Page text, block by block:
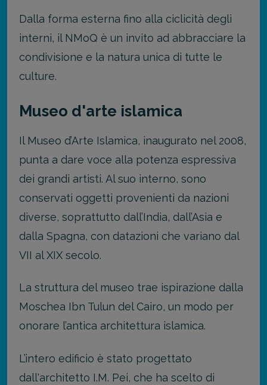
Dalla forma esterna fino alla ciclicità degli
interni, il NMoQ è un invito ad abbracciare la
condivisione e la natura unica di tutte le
culture.
Museo d'arte islamica
Il Museo d’Arte Islamica, inaugurato nel 2008,
punta a dare voce alla potenza espressiva
dei grandi artisti. Al suo interno, sono
conservati oggetti provenienti da nazioni
diverse, soprattutto dall’India, dall’Asia e
dalla Spagna, con datazioni che variano dal
VII al XIX secolo.
La struttura del museo trae ispirazione dalla
Moschea Ibn Tulun del Cairo, un modo per
onorare l’antica architettura islamica.
L’intero edificio è stato progettato
dall'architetto I.M. Pei, che ha scelto di